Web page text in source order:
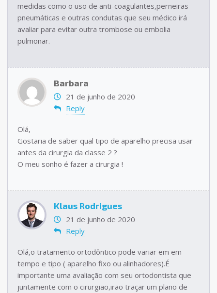
medidas como o uso de anti-coagulantes,perneiras
pneumáticas e outras condutas que seu médico irá
avaliar para evitar outra trombose ou embolia
pulmonar.
Barbara
21 de junho de 2020
Reply
Olá,
Gostaria de saber qual tipo de aparelho precisa usar
antes da cirurgia da classe 2 ?
O meu sonho é fazer a cirurgia !
Klaus Rodrigues
21 de junho de 2020
Reply
Olá,o tratamento ortodôntico pode variar em em
tempo e tipo ( aparelho fixo ou alinhadores).É
importante uma avaliação com seu ortodontista que
juntamente com o cirurgião,irão traçar um plano de